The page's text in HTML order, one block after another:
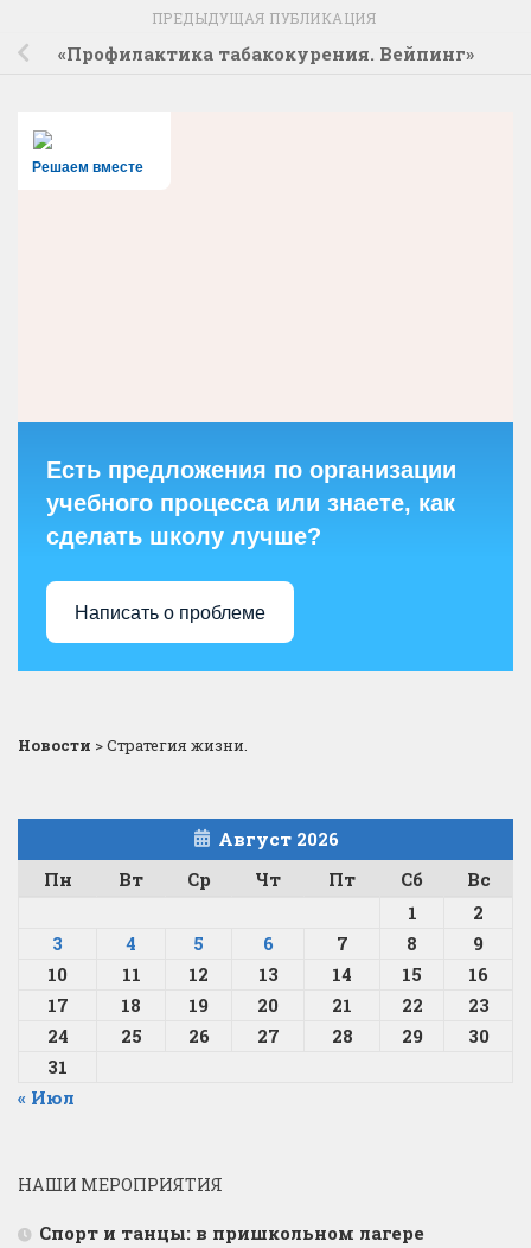
ПРЕДЫДУЩАЯ ПУБЛИКАЦИЯ
«Профилактика табакокурения. Вейпинг»
Решаем вместе
Есть предложения по организации
учебного процесса или знаете, как
сделать школу лучше?
Написать о проблеме
Новости >Стратегия жизни.
Август 2026
Пн
Вт Ср Чт Пт Сб
Вс
1
2
3
4 5 6 7 8
9
10
11 12 13 14 15
16
17
18 19 20 21 22
23
24
25 26 27 28 29
30
31
« Июл
НАШИ МЕРОПРИЯТИЯ
Спорт и танцы: в пришкольном лагере